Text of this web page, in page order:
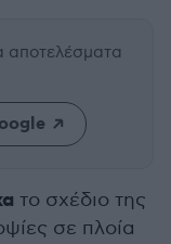
αποτελέσματα
το σχέδιο της
σε πλοία